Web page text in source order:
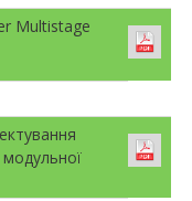
Multistage
модульної